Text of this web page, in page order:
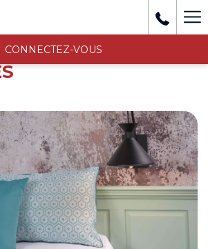
CONNECTEZ-VOUS